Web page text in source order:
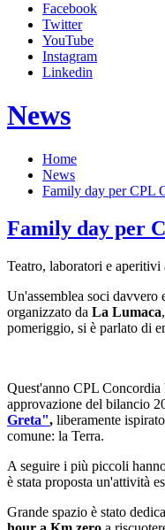
Facebook
Twitter
YouTube
Instagram
Linkedin
News
Home
News
Family day per CPL
Family day per
Teatro, laboratori e
Un'assemblea soci davvero
organizzato da La Lumaca
pomeriggio, si è parlato di
Quest'anno CPL
approvazione del bilancio
Greta", liberamente
comune: la Terra.
A seguire i più piccoli
è stata proposta un'attività
Grande spazio è stato